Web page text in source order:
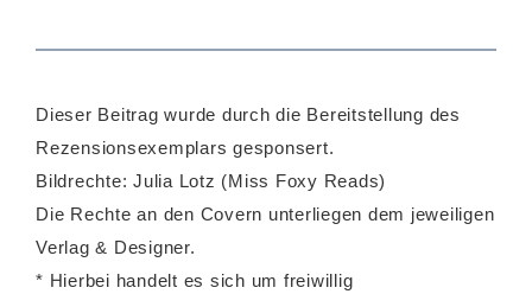
Dieser Beitrag wurde durch die Bereitstellung des
Rezensionsexemplars gesponsert.
Bildrechte: Julia Lotz (Miss Foxy Reads)
Die Rechte an den Covern unterliegen dem jeweiligen
Verlag & Designer.
* Hierbei handelt es sich um freiwillig